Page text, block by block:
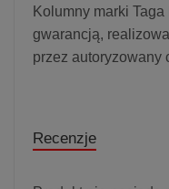
Kolumny marki
gwarancją,
przez autoryzowany
Recenzje